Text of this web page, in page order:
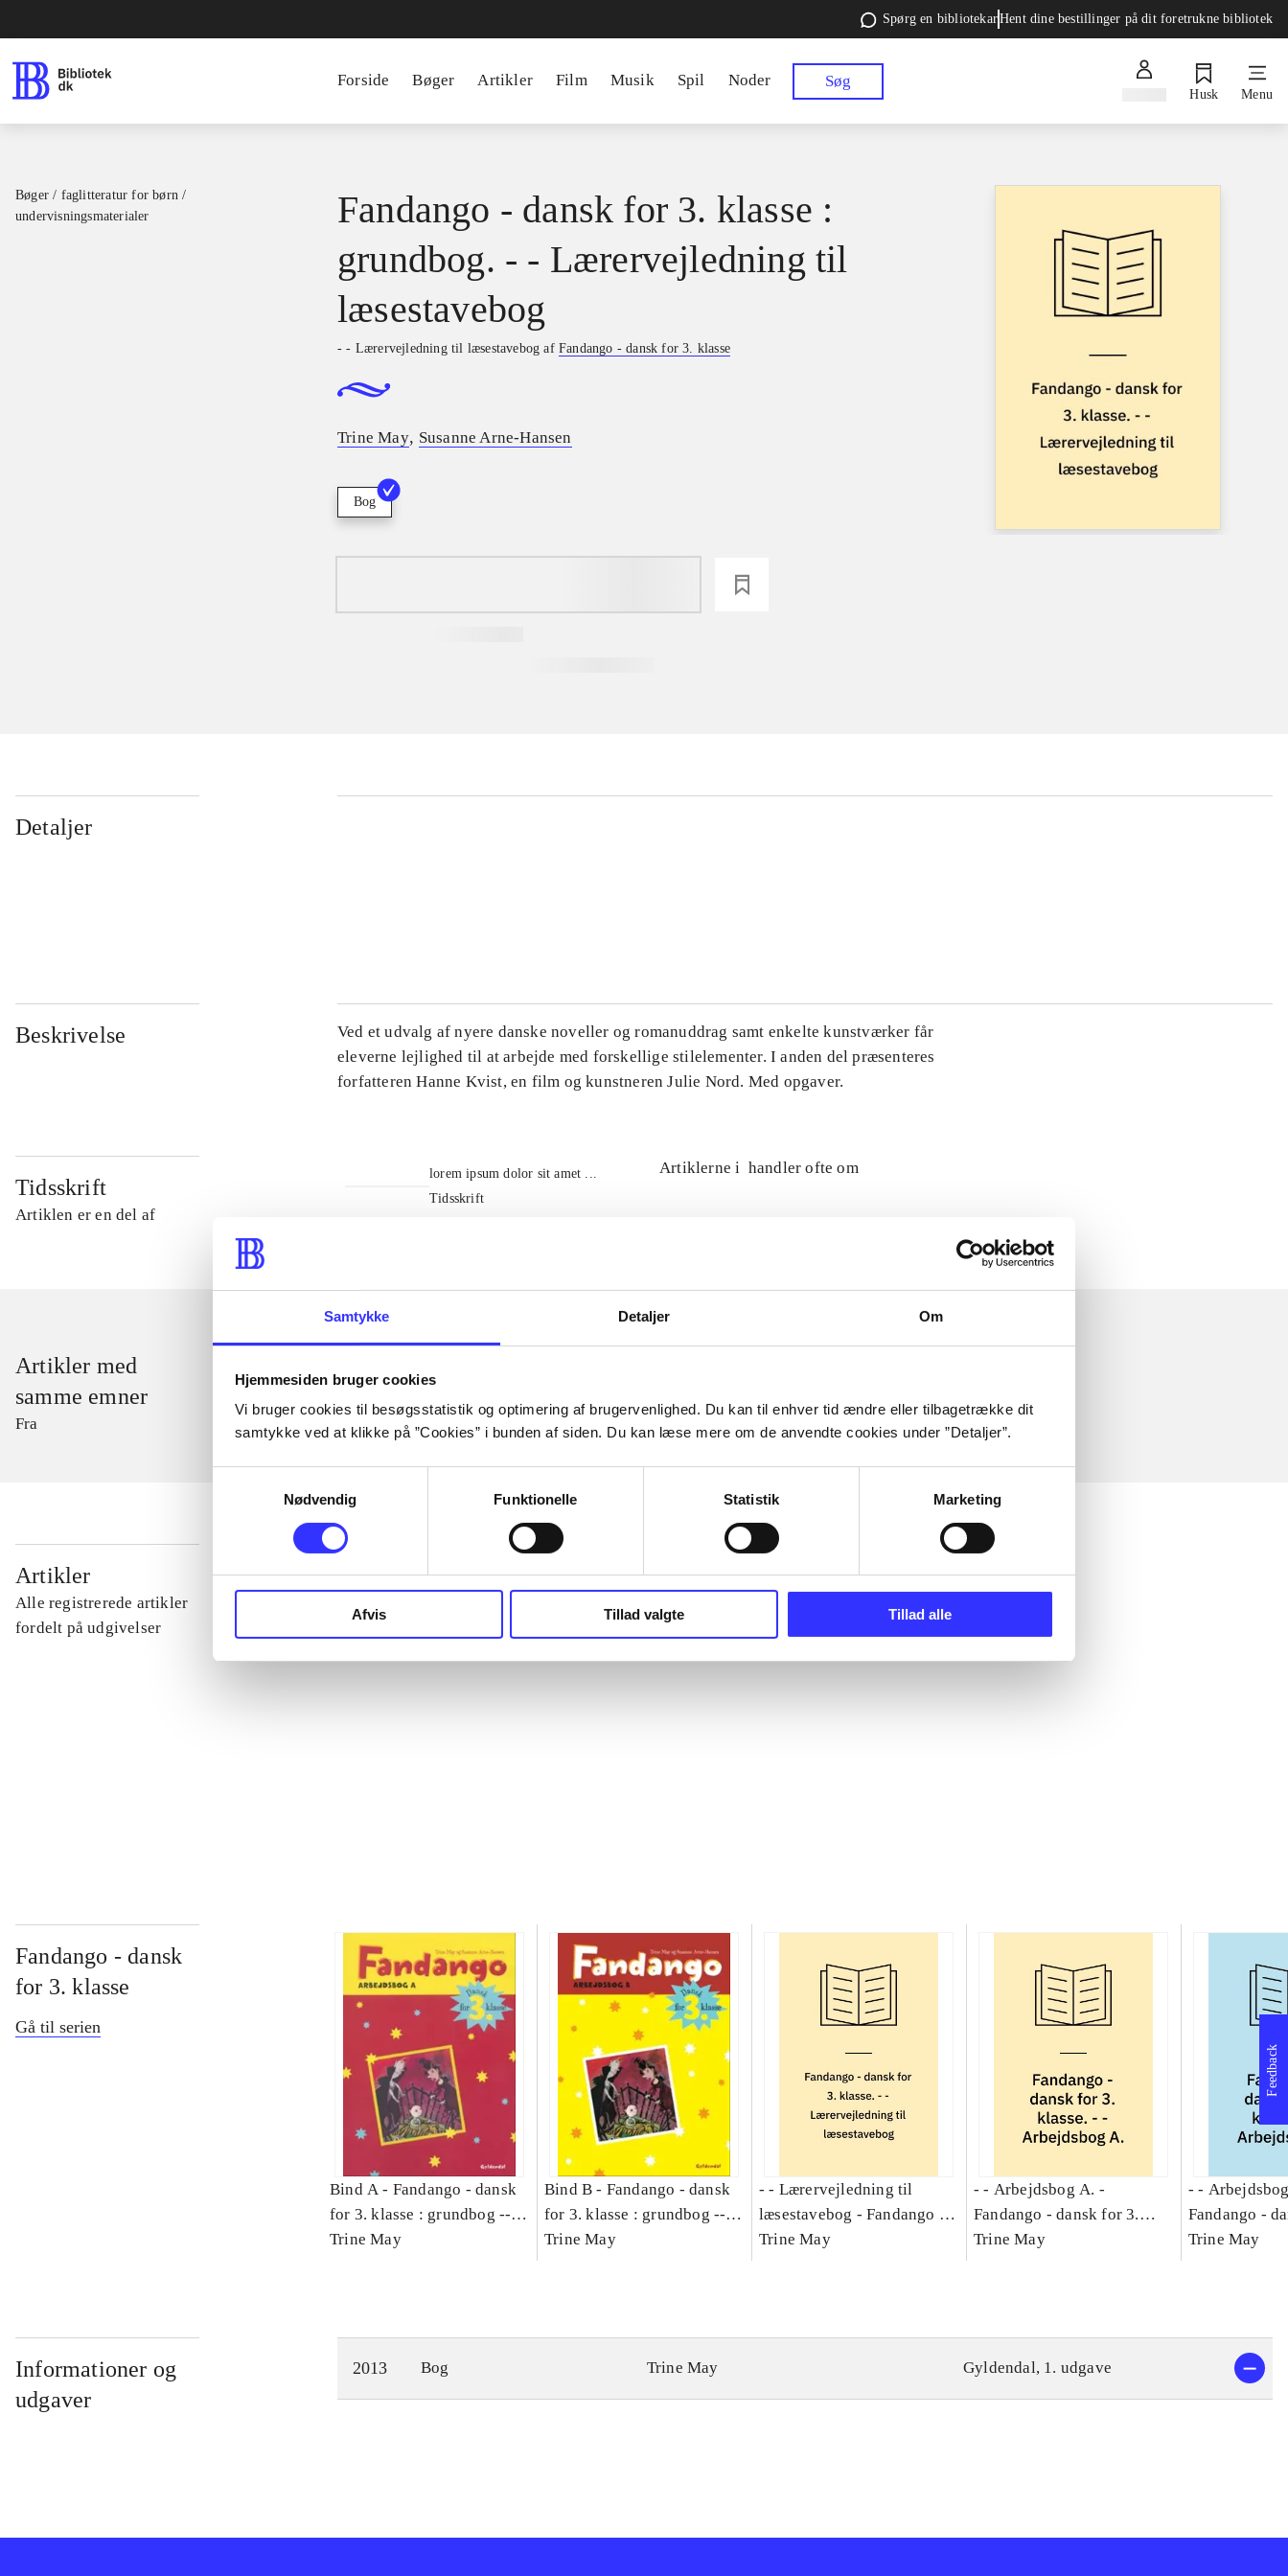
Samtykke Detaljer Om
Hjemmesiden bruger cookies
Vi bruger cookies til besøgsstatistik og optimering af brugervenlighed. Du kan til enhver tid ændre eller tilbagetrække dit
samtykke ved at klikke på ”Cookies” i bunden af siden. Du kan læse mere om de anvendte cookies under ”Detaljer”.
Nødvendig
Funktionelle Statistik Marketing
Afvis Tillad valgte Tillad alle
Spørg en bibliotekarHent dine bestillinger på dit foretrukne bibliotek
Forside Bøger Artikler Film Musik Spil Noder Søg
Husk Menu
Bøger / faglitteratur for børn /
undervisningsmaterialer
Fandango - dansk for 3. klasse :
grundbog. - - Lærervejledning til
læsestavebog
- - Lærervejledning til læsestavebog af Fandango - dansk for 3. klasse
Trine May, Susanne Arne-Hansen
Bog
Detaljer
Beskrivelse
Ved et udvalg af nyere danske noveller og romanuddrag samt enkelte kunstværker får
eleverne lejlighed til at arbejde med forskellige stilelementer. I anden del præsenteres
forfatteren Hanne Kvist, en film og kunstneren Julie Nord. Med opgaver.
Tidsskrift
Artiklen er en del af
lorem ipsum dolor sit amet ...
Tidsskrift
Artiklerne i handler ofte om
Artikler med
samme emner
Fra
Artikler
Alle registrerede artikler
fordelt på udgivelser
Fandango - dansk
for 3. klasse
Gå til serien
Bind A - Fandango - dansk
for 3. klasse : grundbog --
Arbejdsbog. Bind A
Trine May
Bind B - Fandango - dansk
for 3. klasse : grundbog --
Arbejdsbog. Bind B
Trine May
- - Lærervejledning til
læsestavebog - Fandango -
dansk for 3. klasse :
Trine May
- - Arbejdsbog A. -
Fandango - dansk for 3.
klasse : grundbog. - -
Trine May
- -
Fandango -
klasse :
Trine May
Informationer og
udgaver
2013 Bog Trine May Gyldendal, 1. udgave
Feedback